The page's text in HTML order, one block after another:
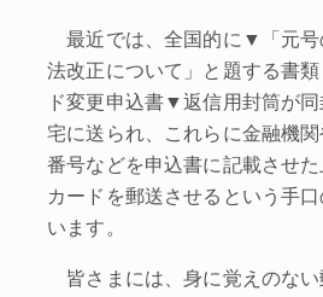
最近では、全国的に▼「元号
法改正について」と題する書
ド変更申込書▼返信用封筒が
宅に送られ、これらに金融機
番号などを申込書に記載させた
カードを郵送させるという手
います。
皆さまには、身に覚えのない